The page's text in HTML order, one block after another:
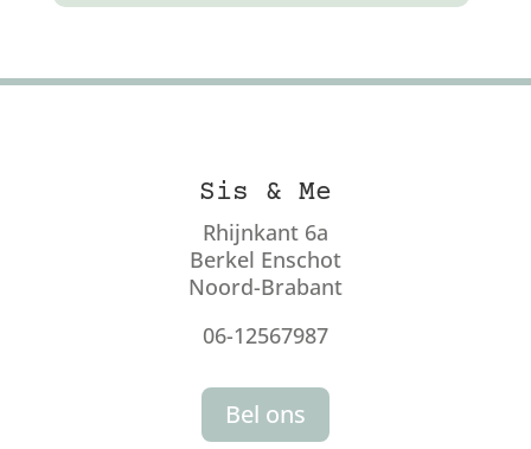
Sis & Me
Rhijnkant 6a
Berkel Enschot
Noord-Brabant
06-12567987
Bel ons